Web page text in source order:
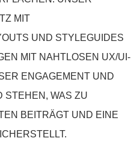
MIT
UND STYLEGUIDES B
MIT NAHTLOSEN UX/UI-E
ENGAGEMENT UND Ä
WAS ZU H
BEITRÄGT UND EINE H